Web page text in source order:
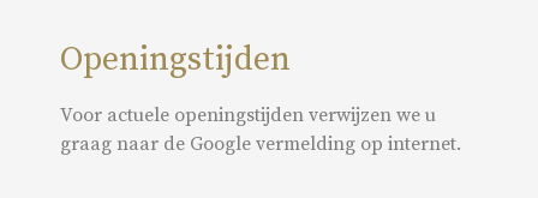
Openingstijden
Voor actuele openingstijden verwijzen we u
graag naar de Google vermelding op internet.